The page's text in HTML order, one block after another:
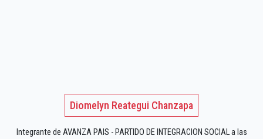
Diomelyn Reategui Chanzapa
Integrante de AVANZA PAIS - PARTIDO DE INTEGRACION SOCIAL a las